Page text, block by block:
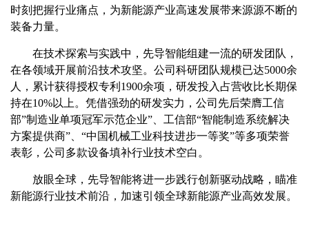
时刻把握行业痛点，为新能源产业高速发展带来源源不断的
装备力量。
在技术探索与实践中，先导智能组建一流的研发团队，
在各领域开展前沿技术攻坚。公司科研团队规模已达5000余
人，累计获得授权专利1900余项，研发投入占营收比长期保
持在10%以上。凭借强劲的研发实力，公司先后荣膺工信
部”制造业单项冠军示范企业”、工信部“智能制造系统解决
方案提供商”、“中国机械工业科技进步一等奖”等多项荣誉
表彰，公司多款设备填补行业技术空白。
放眼全球，先导智能将进一步践行创新驱动战略，瞄准
新能源行业技术前沿，加速引领全球新能源产业高效发展。